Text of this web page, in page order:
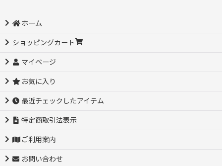
ホーム
ショッピングカート
マイページ
お気に入り
最近チェックしたアイテム
特定商取引法表示
ご利用案内
お問い合わせ